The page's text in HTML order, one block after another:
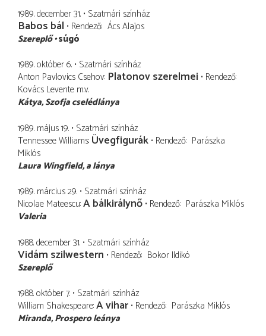
1989. december 31. Szatmári színház
Babos bál Rendező Ács Alajos
Szereplő súgó
1989. október 6. Szatmári színház
Anton Pavlovics Csehov Platonov szerelmei Rendező
Kovács Levente m.v.
Kátya Szofja cselédlánya
1989. május 19. Szatmári színház
Tennessee Williams Üvegfigurák Rendező Parászka
Miklós
Laura Wingfield a lánya
1989. március 29. Szatmári színház
Nicolae Mateescu A bálkirálynő Rendező Parászka Miklós
Valeria
1988. december 31. Szatmári színház
Vidám szilwestern Rendező Bokor Ildikó
Szereplő
1988. október 7. Szatmári színház
William Shakespeare A vihar Rendező Parászka Miklós
Miranda Prospero leánya